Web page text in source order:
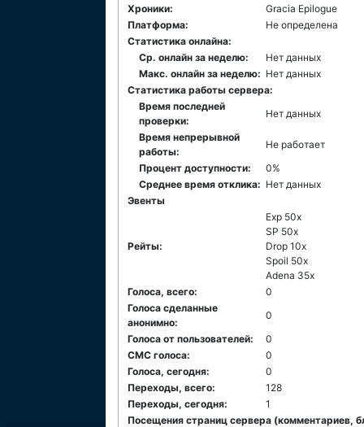
Хроники:
Gracia Epilogue
Платформа:
Не определена
Статистика онлайна:
Ср. онлайн за неделю:
Нет данных
Макс. онлайн за неделю: Нет данных
Статистика работы сервера:
Время последней
проверки:
Нет данных
Время непрерывной
работы:
Не работает
Процент доступности:
0%
Среднее время отклика: Нет данных
Эвенты
Рейты:
Exp 50x
SP 50x
Drop 10x
Spoil 50x
Adena 35x
Голоса, всего:
0
Голоса сделанные
анонимно:
0
Голоса от пользователей:
0
СМС голоса:
0
Голоса, сегодня:
0
Переходы, всего:
128
Переходы, сегодня:
1
Посещения страниц сервера (комментариев,